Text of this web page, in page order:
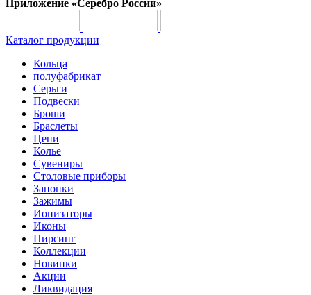
Приложение «Серебро России»
Каталог продукции
Кольца
полуфабрикат
Серьги
Подвески
Броши
Браслеты
Цепи
Колье
Сувениры
Столовые приборы
Запонки
Зажимы
Ионизаторы
Иконы
Пирсинг
Коллекции
Новинки
Акции
Ликвидация